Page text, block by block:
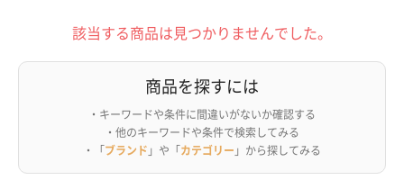
該当する商品は見つかりませんでした。
商品を探すには
・キーワードや条件に間違いがないか確認する
・他のキーワードや条件で検索してみる
・「ブランド 」や「カテゴリー 」から探してみる